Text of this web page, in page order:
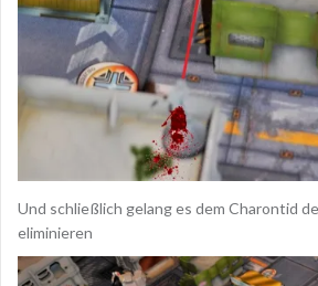
Und schließlich gelang es dem Charontid
eliminieren